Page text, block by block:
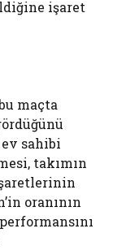
işaret
maçta
ev sahibi
takımın
oranının